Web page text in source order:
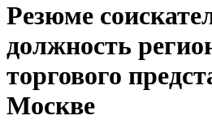
Резюме
должность
торгового
Москве